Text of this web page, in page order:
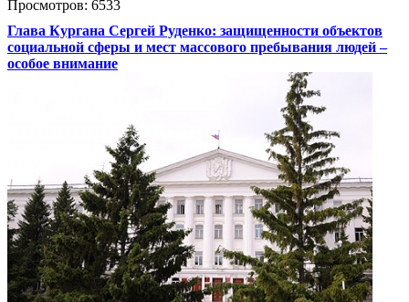
Просмотров: 6533
Глава Кургана Сергей Руденко: защищенности объектов
социальной сферы и мест массового пребывания людей –
особое внимание